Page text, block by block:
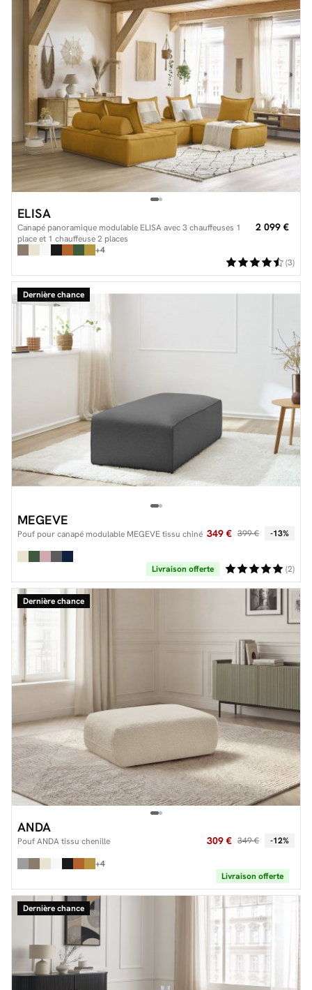
ELISA
Canapé panoramique modulable ELISA avec 3 chauffeuses 1
place et 1 chauffeuse 2 places
2 099 €
+4
(3)
Dernière chance
MEGEVE
Pouf pour canapé modulable MEGEVE tissu chiné 349 € 399 € -13%
(2)
Livraison offerte
Dernière chance
ANDA
Pouf ANDA tissu chenille 309 € 349 € -12%
+4
Livraison offerte
Dernière chance